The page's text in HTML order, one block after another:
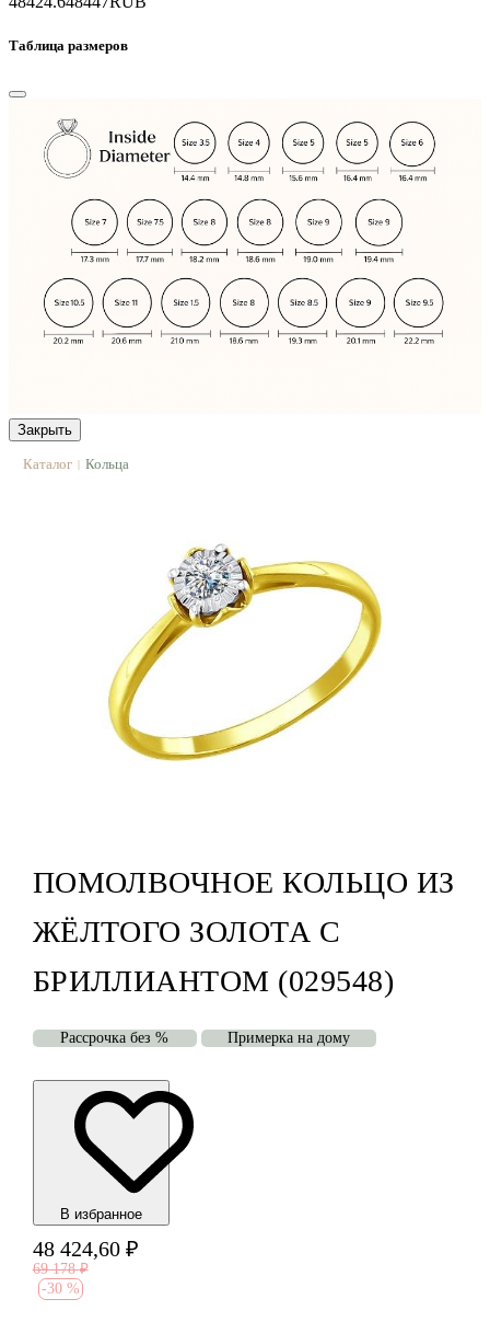
Таблица размеров
Закрыть
Каталог | Кольца
ПОМОЛВОЧНОЕ КОЛЬЦО ИЗ
ЖЁЛТОГО ЗОЛОТА С
БРИЛЛИАНТОМ (029548)
Рассрочка без % Примерка на дому
В избранноe
48 424,60 ₽
69 178 ₽
-30 %